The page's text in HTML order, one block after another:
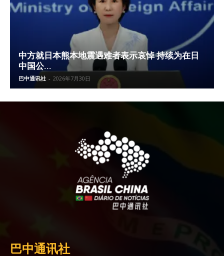
中方就日本熊本地震遇难者表示哀悼 持续为在日
中国公...
巴中通讯社 - 2026年7月30日
巴中通讯社